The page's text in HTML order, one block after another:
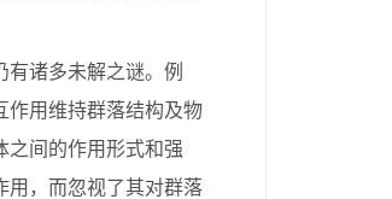
诸多未解之谜。例
作用维持群落结构及物
之间的作用形式和强
用，而忽视了其对群落